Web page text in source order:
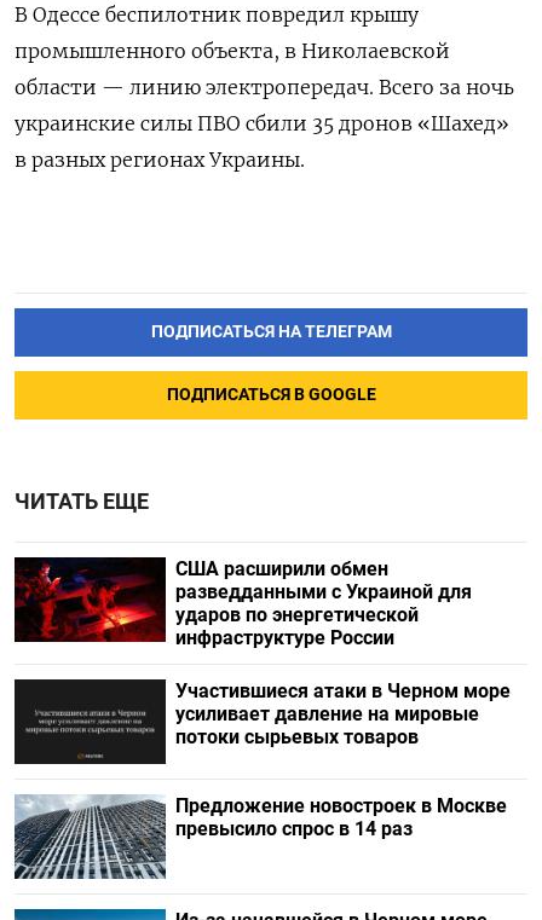
В Одессе беспилотник повредил крышу
промышленного объекта, в Николаевской
области — линию электропередач. Всего за ночь
украинские силы ПВО сбили 35 дронов «Шахед»
в разных регионах Украины.
ПОДПИСАТЬСЯ НА ТЕЛЕГРАМ
ПОДПИСАТЬСЯ В GOOGLE
ЧИТАТЬ ЕЩЕ
США расширили обмен
разведданными с Украиной для
ударов по энергетической
инфраструктуре России
Участившиеся атаки в Черном море
усиливает давление на мировые
потоки сырьевых товаров
Предложение новостроек в Москве
превысило спрос в 14 раз